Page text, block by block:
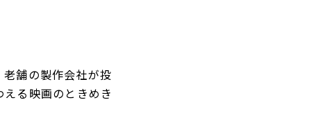
舗の製作会社が投
る映画のときめき